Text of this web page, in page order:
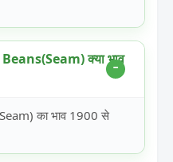
क्या भाव
का भाव 1900 से